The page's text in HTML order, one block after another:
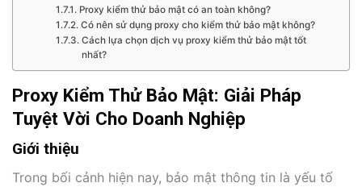
Proxy kiểm thử bảo mật có an toàn không?
Có nên sử dụng proxy cho kiểm thử bảo mật không?
Cách lựa chọn dịch vụ proxy kiểm thử bảo mật tốt
nhất?
Proxy Kiểm Thử Bảo Mật: Giải Pháp
Tuyệt Vời Cho Doanh Nghiệp
Giới thiệu
Trong bối cảnh hiện nay, bảo mật thông tin là yếu tố